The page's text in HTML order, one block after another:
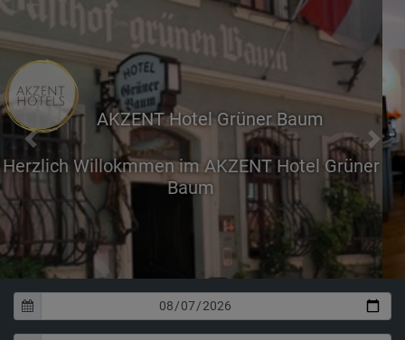
AKZENT Hotel Grüner Baum
Genießen Sie ihren
unserer
Previous Next